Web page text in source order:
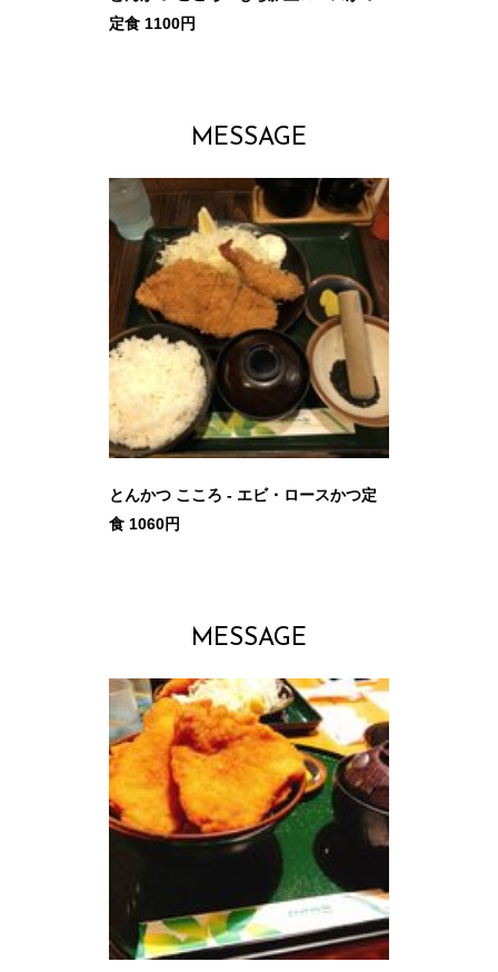
定食 1100円
MESSAGE
とんかつ こころ - エビ・ロースかつ定
食 1060円
MESSAGE